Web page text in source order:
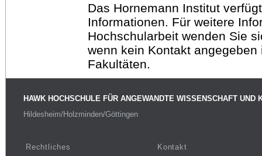
Das Hornemann Institut
Informationen. Für weitere
Hochschularbeit wenden Sie
wenn kein Kontakt
Fakultäten.
HAWK HOCHSCHULE FÜR ANGEWANDTE WISSENSCHAFT UND
Hildesheim/Holzminden/Göttingen
Rechtliches
Kontakt